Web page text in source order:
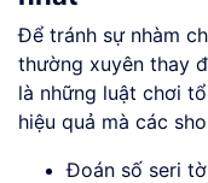
Để tránh sự nhàm
thường xuyên thay
là những luật chơi
hiệu quả mà các
Đoán số seri